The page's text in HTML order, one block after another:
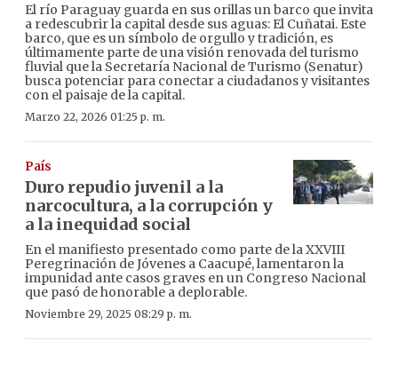
El río Paraguay guarda en sus orillas un barco que invita
a redescubrir la capital desde sus aguas: El Cuñatai. Este
barco, que es un símbolo de orgullo y tradición, es
últimamente parte de una visión renovada del turismo
fluvial que la Secretaría Nacional de Turismo (Senatur)
busca potenciar para conectar a ciudadanos y visitantes
con el paisaje de la capital.
Marzo 22, 2026 01:25 p. m.
País
Duro repudio juvenil a la
narcocultura, a la corrupción y
a la inequidad social
En el manifiesto presentado como parte de la XXVIII
Peregrinación de Jóvenes a Caacupé, lamentaron la
impunidad ante casos graves en un Congreso Nacional
que pasó de honorable a deplorable.
Noviembre 29, 2025 08:29 p. m.